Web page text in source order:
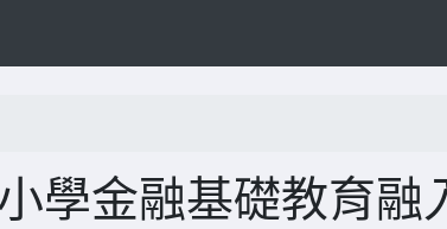
學金融基礎教育融